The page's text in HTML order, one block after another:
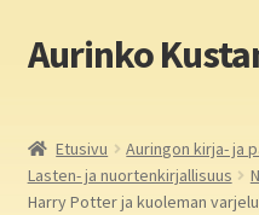
Siirry
navigointiin
Siirry
sisältöön
Aurinko
Yritys
Etusivu Auringon kirja- ja
Lasten- ja nuortenkirjallisuus
Harry Potter ja kuoleman